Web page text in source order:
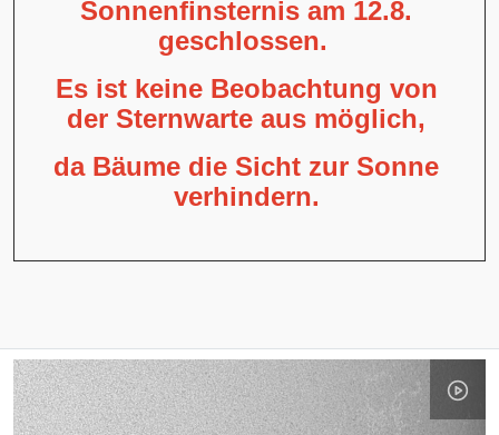
Sonnenfinsternis am 12.8.
geschlossen.
Es ist keine Beobachtung von
der Sternwarte aus möglich,
da Bäume die Sicht zur Sonne
verhindern.